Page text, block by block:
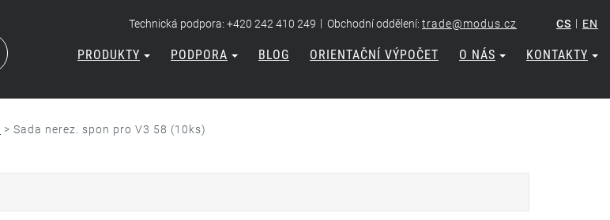
Technická podpora: +420 242 410 249 | Obchodní oddělení: trade@modus.cz CS | EN
PRODUKTY PODPORA BLOG ORIENTAČNÍ VÝPOČET O NÁS KONTAKTY
> Sada nerez. spon pro V3 58 (10ks)